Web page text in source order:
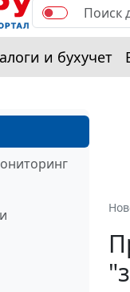
и бухучет